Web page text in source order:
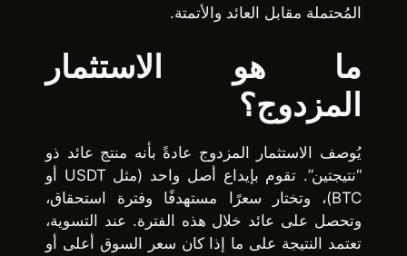
المُحتملة مقابل العائد والأتمتة.
ما هو الاستثمار
المزدوج؟
يُوصف الاستثمار المزدوج عادةً بأنه منتج عائد ذو
“نتيجتين”. تقوم بإيداع أصل واحد (مثل USDT أو
BTC)، وتختار سعرًا مستهدفًا وفترة استحقاق،
وتحصل على عائد خلال هذه الفترة. عند التسوية،
تعتمد النتيجة على ما إذا كان سعر السوق أعلى أو